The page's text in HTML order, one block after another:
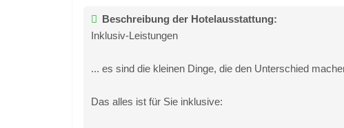
Beschreibung der Hotelausstattung:
Inklusiv-Leistungen
... es sind die kleinen Dinge, die den Unterschied
Das alles ist für Sie inklusive: